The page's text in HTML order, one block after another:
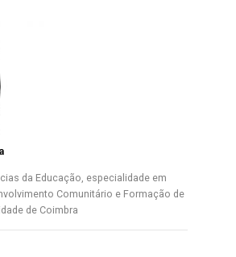
da Educação, especialidade em
Comunitário e Formação de
de Coimbra